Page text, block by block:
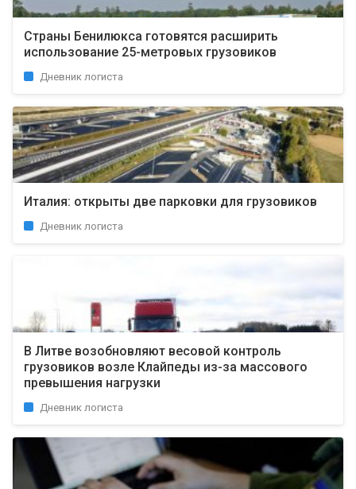
Страны Бенилюкса готовятся расширить
использование 25-метровых грузовиков
Дневник логиста
Италия: открыты две парковки для грузовиков
Дневник логиста
В Литве возобновляют весовой контроль
грузовиков возле Клайпеды из-за массового
превышения нагрузки
Дневник логиста